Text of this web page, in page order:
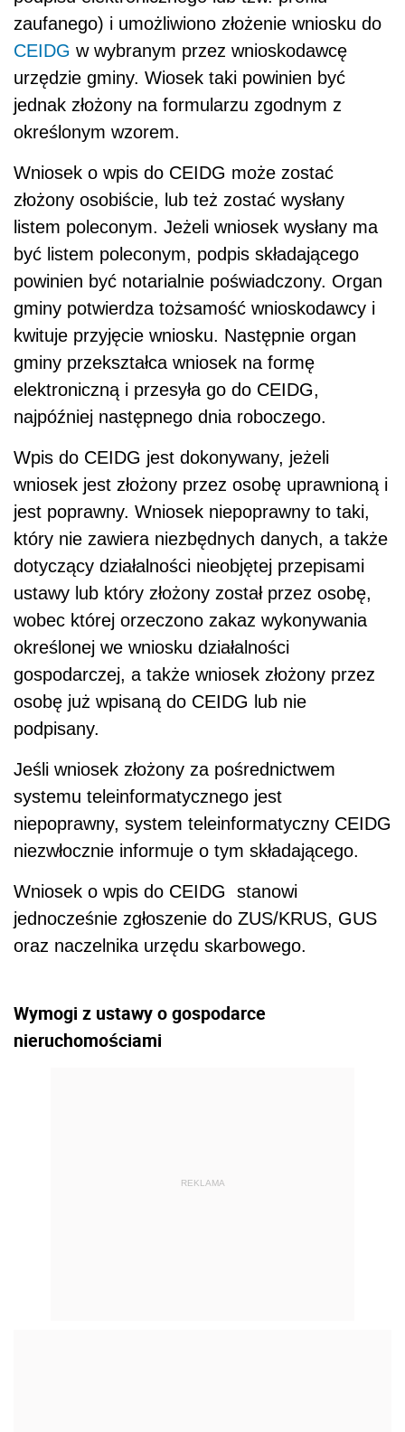
zaufanego) i umożliwiono złożenie wniosku do
CEIDG w wybranym przez wnioskodawcę
urzędzie gminy. Wiosek taki powinien być
jednak złożony na formularzu zgodnym z
określonym wzorem.
Wniosek o wpis do CEIDG może zostać
złożony osobiście, lub też zostać wysłany
listem poleconym. Jeżeli wniosek wysłany ma
być listem poleconym, podpis składającego
powinien być notarialnie poświadczony. Organ
gminy potwierdza tożsamość wnioskodawcy i
kwituje przyjęcie wniosku. Następnie organ
gminy przekształca wniosek na formę
elektroniczną i przesyła go do CEIDG,
najpóźniej następnego dnia roboczego.
Wpis do CEIDG jest dokonywany, jeżeli
wniosek jest złożony przez osobę uprawnioną i
jest poprawny. Wniosek niepoprawny to taki,
który nie zawiera niezbędnych danych, a także
dotyczący działalności nieobjętej przepisami
ustawy lub który złożony został przez osobę,
wobec której orzeczono zakaz wykonywania
określonej we wniosku działalności
gospodarczej, a także wniosek złożony przez
osobę już wpisaną do CEIDG lub nie
podpisany.
Jeśli wniosek złożony za pośrednictwem
systemu teleinformatycznego jest
niepoprawny, system teleinformatyczny CEIDG
niezwłocznie informuje o tym składającego.
Wniosek o wpis do CEIDG stanowi
jednocześnie zgłoszenie do ZUS/KRUS, GUS
oraz naczelnika urzędu skarbowego.
Wymogi z ustawy o gospodarce
nieruchomościami
REKLAMA